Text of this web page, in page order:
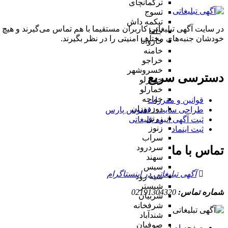
ترکمانچای
تسوج
تیکمه داش
جلفا
خاروانا
خامنه
خراجو
خسروشهر
خضرلو
خمارلو
خواجه
دوزدوزان
زرنق
زنوز
سراب
سردرود
سهند
سیس
سیه رود
شبستر
شربیان
شرفخانه
شندآباد
صوفیان
در سایت آگهی تبلیغاتی کاربران مستقیما با هم تماس می‌گیرند و
خودشان جنبه‌های مختلف امنیتی را در نظر بگیرند.
دسترسی سریع
قوانین و مقررات
طراحی سایت : ققنوس پارس
ثبت آگهی انبوه تبلیغاتی
ثبت اینماد
تماس با ما
آگهی تبلیغاتی در اینستاگرام
شماره تماس: 02191304320